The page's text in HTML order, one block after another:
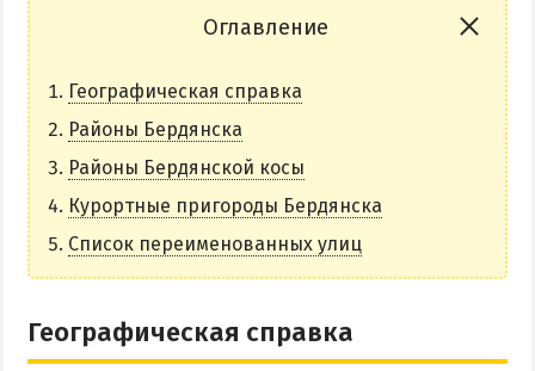
КОЛОНИЯ
КУРОРТ
ЛИСКИ
МАКОРТЫ
НАГОРНАЯ ЧАСТЬ
ПЕСКИ
ЦЕНТР
Оглавление
Географическая справка
Районы Бердянска
Районы Бердянской косы
Курортные пригороды Бердянска
Список переименованных улиц
Географическая справка